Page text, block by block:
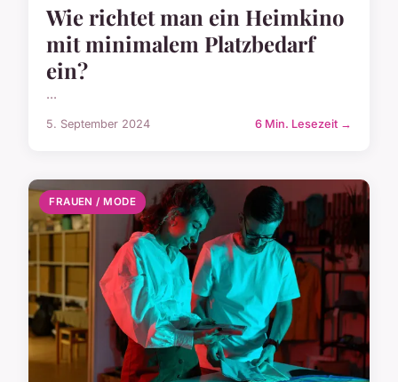
Wie richtet man ein Heimkino
mit minimalem Platzbedarf
ein?
...
5. September 2024 6 Min. Lesezeit →
FRAUEN / MODE